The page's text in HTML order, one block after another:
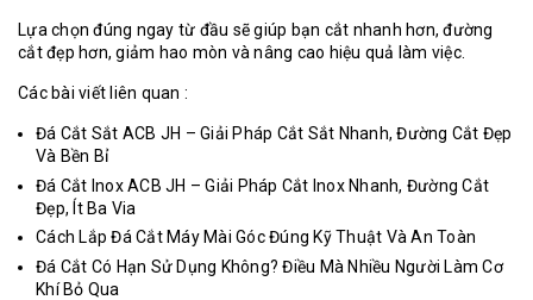
Lựa chọn đúng ngay từ đầu sẽ giúp bạn cắt nhanh hơn, đường
cắt đẹp hơn, giảm hao mòn và nâng cao hiệu quả làm việc.
Các bài viết liên quan :
Đá Cắt Sắt ACB JH – Giải Pháp Cắt Sắt Nhanh, Đường Cắt Đẹp
Và Bền Bỉ
Đá Cắt Inox ACB JH – Giải Pháp Cắt Inox Nhanh, Đường Cắt
Đẹp, Ít Ba Via
Cách Lắp Đá Cắt Máy Mài Góc Đúng Kỹ Thuật Và An Toàn
Đá Cắt Có Hạn Sử Dụng Không? Điều Mà Nhiều Người Làm Cơ
Khí Bỏ Qua